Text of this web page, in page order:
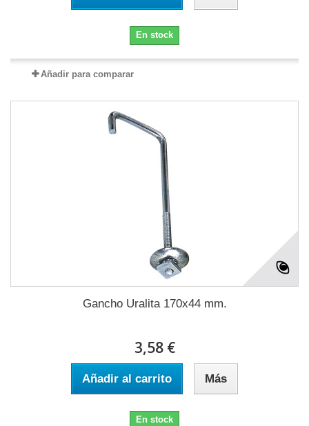
En stock
Añadir para comparar
Gancho Uralita 170x44 mm.
3,58 €
Añadir al carrito Más
En stock